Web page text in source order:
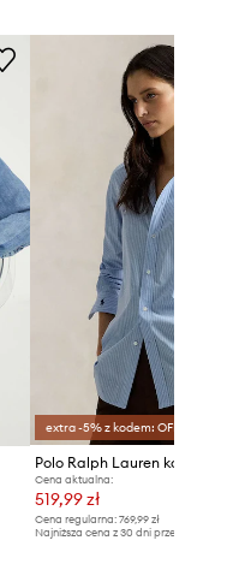
extra -5% z kodem: OFF*
Cena aktualna:
519,99 zł
Cena regularna: 769,99 zł
Najniższa cena z 30 dni przed obniżką: